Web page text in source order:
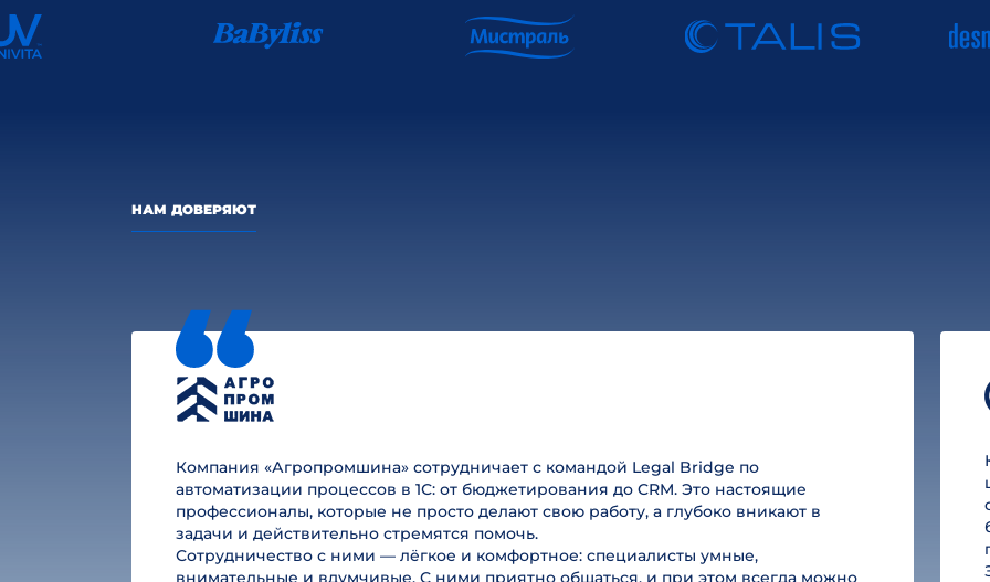
НАМ ДОВЕРЯЮТ
Компания «Агропромшина» сотрудничает с командой Legal Bridge по
автоматизации процессов в 1С: от бюджетирования до CRM. Это настоящие
профессионалы, которые не просто делают свою работу, а глубоко вникают в
задачи и действительно стремятся помочь.
Сотрудничество с ними — лёгкое и комфортное: специалисты умные,
внимательные и вдумчивые. С ними приятно общаться, и при этом всегда можно